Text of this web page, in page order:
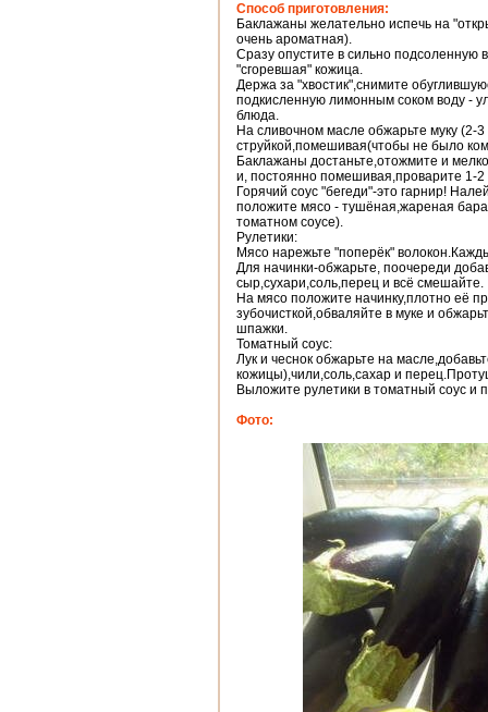
Способ приготовления:
Баклажаны желательно испечь на
очень ароматная).
Сразу опустите в сильно подсоленную
"сгоревшая" кожица.
Держа за "хвостик",снимите
подкисленную лимонным соком воду -
блюда.
На сливочном масле обжарьте муку (2-
струйкой,помешивая(чтобы не было
Баклажаны достаньте,отожмите и
и, постоянно помешивая,проварите 1-2
Горячий соус "бегеди"-это гарнир!
положите мясо - тушёная,жареная
томатном соусе).
Рулетики:
Мясо нарежьте "поперёк"
Для начинки-обжарьте, поочереди
сыр,сухари,соль,перец и всё смешайте.
На мясо положите начинку,плотно её
зубочисткой,обваляйте в муке и
шпажки.
Томатный соус:
Лук и чеснок обжарьте на
кожицы),чили,соль,сахар и
Выложите рулетики в томатный соус и
Фото: